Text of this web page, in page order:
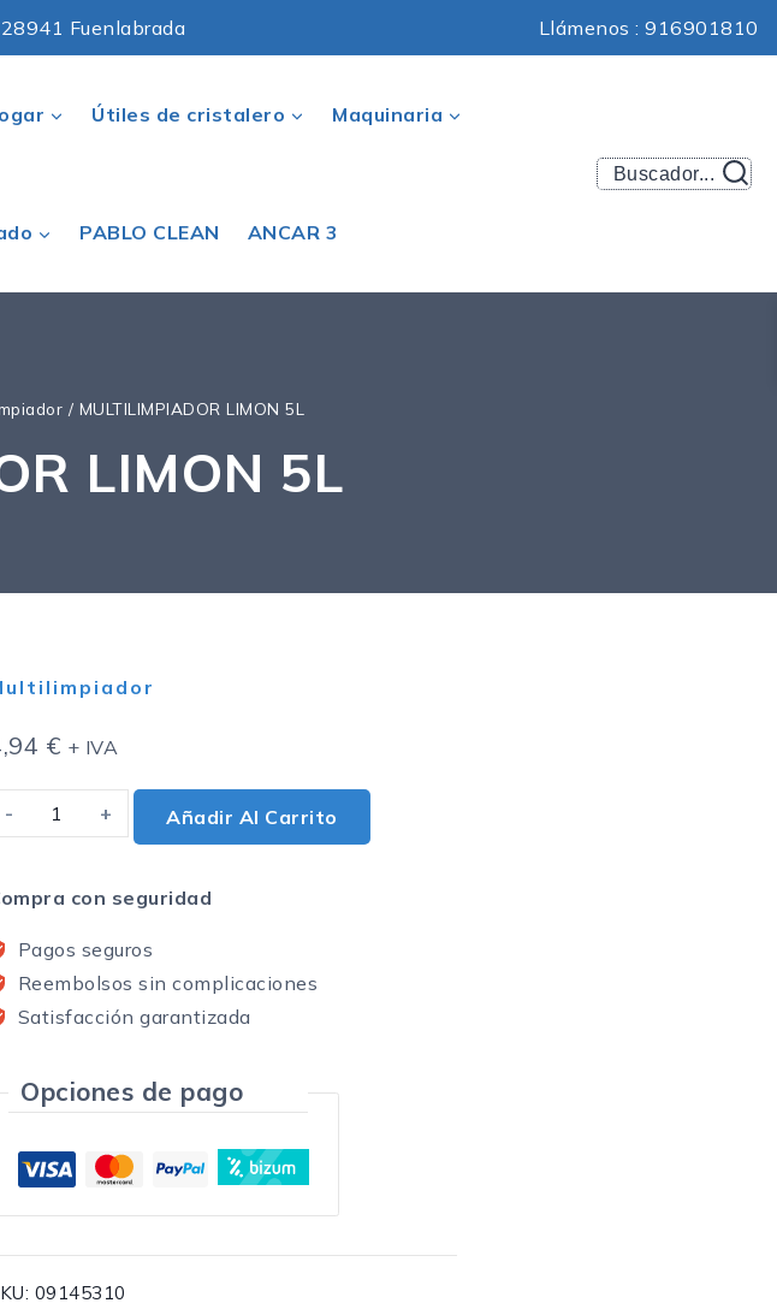
Fuenlabrada Llámenos : 916901810
Útiles de cristalero Maquinaria
PABLO CLEAN ANCAR 3
Buscador...
/ MULTILIMPIADOR LIMON 5L
LIMON 5L
€ + IVA
Añadir Al Carrito
con seguridad
Pagos seguros
Reembolsos sin complicaciones
Satisfacción garantizada
Opciones de pago
09145310